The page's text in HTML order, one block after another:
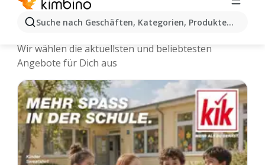
Suche nach Geschäften, Kategorien, Produkten...
Bad Brückenau - Neuste Prospekte
Wir wählen die aktuellsten und beliebtesten
Angebote für Dich aus